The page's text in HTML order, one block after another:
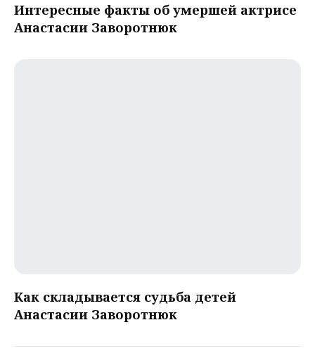
Интересные факты об умершей актрисе
Анастасии Заворотнюк
Как складывается судьба детей
Анастасии Заворотнюк